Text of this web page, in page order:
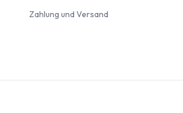
Zahlung und VersandZahlung und Versand